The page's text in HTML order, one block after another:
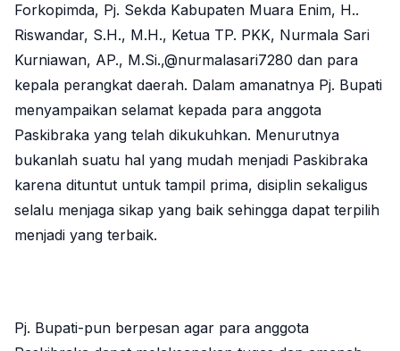
Forkopimda, Pj. Sekda Kabupaten Muara Enim, H..
Riswandar, S.H., M.H., Ketua TP. PKK, Nurmala Sari
Kurniawan, AP., M.Si.,@nurmalasari7280 dan para
kepala perangkat daerah. Dalam amanatnya Pj. Bupati
menyampaikan selamat kepada para anggota
Paskibraka yang telah dikukuhkan. Menurutnya
bukanlah suatu hal yang mudah menjadi Paskibraka
karena dituntut untuk tampil prima, disiplin sekaligus
selalu menjaga sikap yang baik sehingga dapat terpilih
menjadi yang terbaik.
Pj. Bupati-pun berpesan agar para anggota